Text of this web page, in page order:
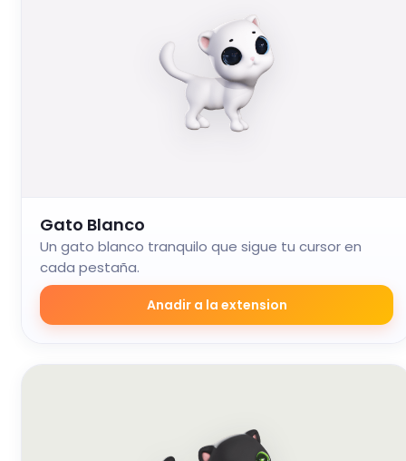
Gato Blanco
Un gato blanco tranquilo que sigue tu cursor en
cada pestaña.
Anadir a la extension